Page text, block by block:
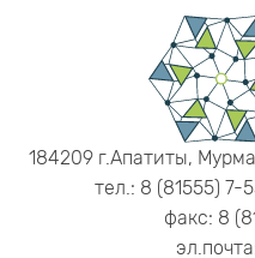
184209 г.Апатиты,
тел.: 8 (81555)
факс: 8